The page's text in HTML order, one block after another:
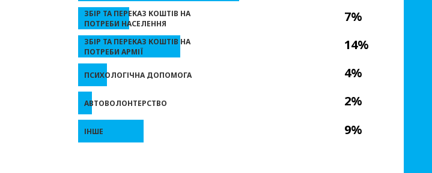
7%
14%
4%
2%
9%
ЗБІР ТА ПЕРЕКАЗ КОШТІВ НА
ПОТРЕБИ НАСЕЛЕННЯ
ЗБІР ТА ПЕРЕКАЗ КОШТІВ НА
ПОТРЕБИ АРМІЇ
ПСИХОЛОГІЧНА ДОПОМОГА
АВТОВОЛОНТЕРСТВО
ІНШЕ